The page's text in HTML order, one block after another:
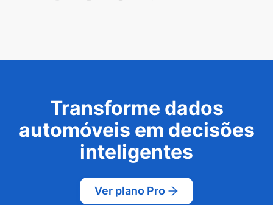
Transforme dados
automóveis em decisões
inteligentes
Ver plano Pro